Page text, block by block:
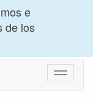
e
de los
Cambiar